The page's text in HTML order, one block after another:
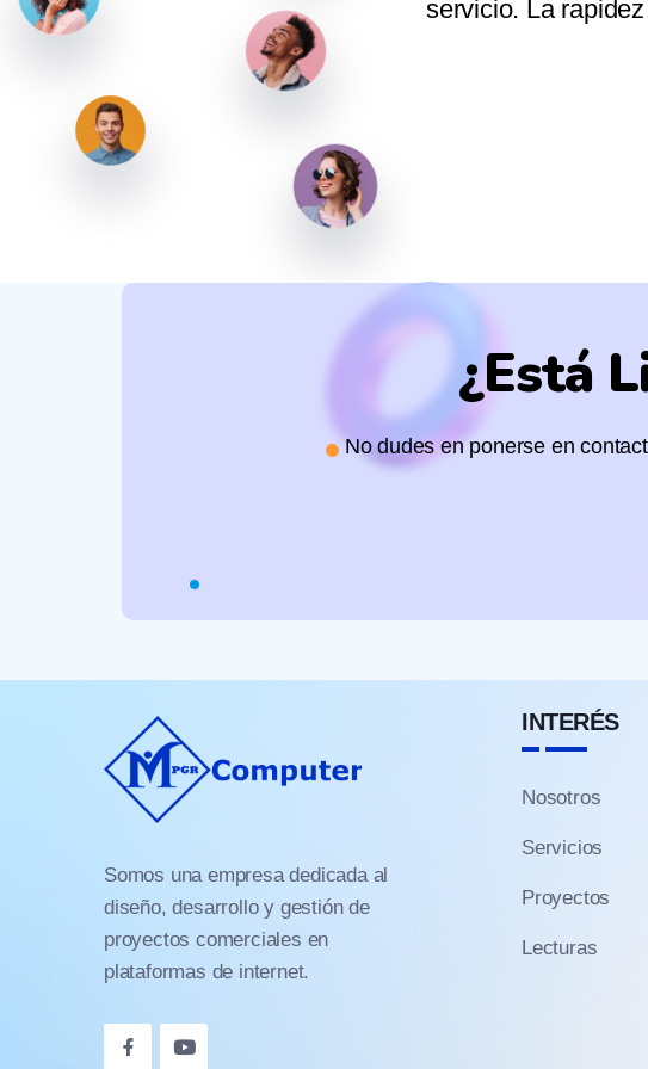
problemas es de admirar.
descuidado.
¿Está
No dudes en ponerse en
Somos una empresa dedicada al
diseño, desarrollo y gestión de
proyectos comerciales en
plataformas de internet.
INTERÉS
Nosotros
Servicios
Proyectos
Lecturas